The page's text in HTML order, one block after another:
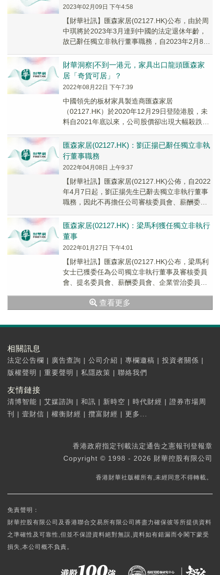
2023年02月09日 下午4:58
【財華社訊】匯森家居(02127.HK)公布，由於周
中琪將於2023年3月達到中國的法定退休年齡，
故已辭任獨立非執行董事職務，自2023年2月8日
財華洞察|不到一港元，家具出口龍頭匯森家
居「奇貨可居」？
2022年08月22日 下午7:39
中國領先的板材家具製造商匯森家居
（02127.HK）於2020年12月29日登陸港股，未
料自2021年底以來，公司股價卻出現大幅殺跌，
匯森家居(02127.HK)：劉正揚已辭任獨立非執
行董事職務
2022年04月08日 上午9:37
【財華社訊】匯森家居(02127.HK)公佈，自2022
年4月7日起，劉正揚先生已辭去獨立非執行董事
職務，因此不再擔任公司審核委員會、薪酬委員
匯森家居(02127.HK)：梁馬利獲任獨立非執行
董事
2022年01月27日 下午4:01
【財華社訊】匯森家居(02127.HK)公布，梁馬利
女士已獲委任為公司獨立非執行董事及審核委員
會、提名委員會、薪酬委員會、企業管治委員會
日起生效。 查看更多
相關訊息
法定公告欄 | 廣告查詢 | 公司介紹 | 專欄邀稿 | 投資者關係 |
版權聲明 | 重要聲明 | 私隱政策 | 聯絡我們
友情鏈接
清博智能 | 艾媒諮詢 | 和訊 | 新時空 | 時代財經 | 證券市場周
刊
| 壹財信 | 權衡財經 | 攬富財經 | 更多...
香港政府指定刊載法定通告之憲報刊登報章
Copyright © 1998 - 2026 財華控股有限公司
香港財華社版權所有,未經同意不得轉載。
免責聲明：
財華控股有限公司及香港聯合交易所有限公司將盡力確保彼等所提供資料
之準確性及可靠性,但並不保證資料絕對無誤,資料如有錯漏而令閣下蒙受
損失,本公司概不負責。